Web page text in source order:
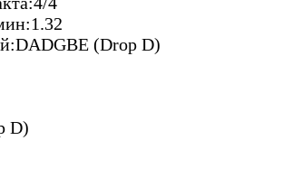
1.32
DADGBE (Drop D)
D)